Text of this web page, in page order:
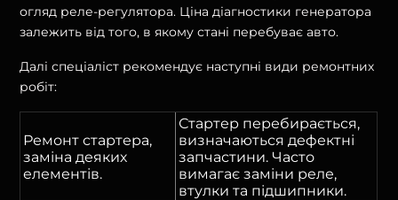
огляд реле-регулятора. Ціна діагностики генератора
залежить від того, в якому стані перебуває авто.
Далі спеціаліст рекомендує наступні види ремонтних
робіт:
Ремонт стартера,
заміна деяких
елементів.
Стартер перебирається,
визначаються дефектні
запчастини. Часто
вимагає заміни реле,
втулки та підшипники.